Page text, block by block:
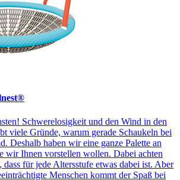
Schwerelosigkeit und den Wind in den
viele Gründe, warum gerade Schaukeln bei
Deshalb haben wir eine ganze Palette an
wir Ihnen vorstellen wollen. Dabei achten
für jede Altersstufe etwas dabei ist. Aber
Menschen kommt der Spaß bei